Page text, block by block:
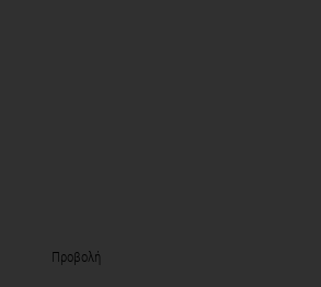
Προβολή